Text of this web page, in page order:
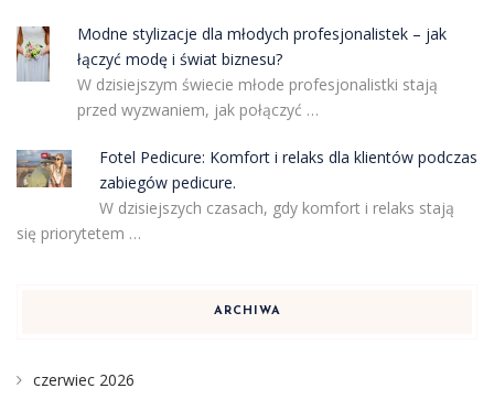
Modne stylizacje dla młodych profesjonalistek – jak
łączyć modę i świat biznesu?
W dzisiejszym świecie młode profesjonalistki stają
przed wyzwaniem, jak połączyć …
Fotel Pedicure: Komfort i relaks dla klientów podczas
zabiegów pedicure.
W dzisiejszych czasach, gdy komfort i relaks stają
się priorytetem …
ARCHIWA
czerwiec 2026